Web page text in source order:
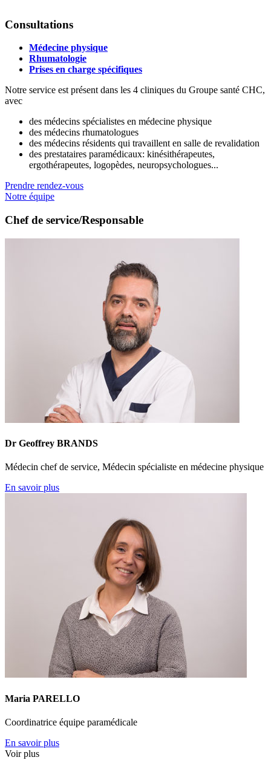
Consultations
Médecine physique
Rhumatologie
Prises en charge spécifiques
Notre service est présent dans les 4 cliniques du Groupe santé CHC,
avec
des médecins spécialistes en médecine physique
des médecins rhumatologues
des médecins résidents qui travaillent en salle de revalidation
des prestataires paramédicaux: kinésithérapeutes,
ergothérapeutes, logopèdes, neuropsychologues...
Prendre rendez-vous
Notre équipe
Chef de service/Responsable
Dr Geoffrey BRANDS
Médecin chef de service, Médecin spécialiste en médecine physique
En savoir plus
Maria PARELLO
Coordinatrice équipe paramédicale
En savoir plus
Voir plus